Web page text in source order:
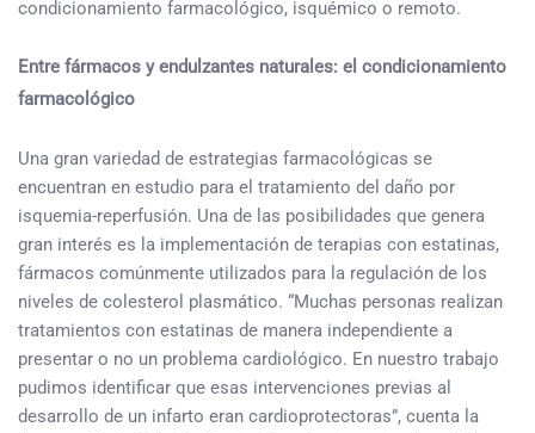
condicionamiento farmacológico, isquémico o remoto.
Entre fármacos y endulzantes naturales: el condicionamiento
farmacológico
Una gran variedad de estrategias farmacológicas se
encuentran en estudio para el tratamiento del daño por
isquemia-reperfusión. Una de las posibilidades que genera
gran interés es la implementación de terapias con estatinas,
fármacos comúnmente utilizados para la regulación de los
niveles de colesterol plasmático. “Muchas personas realizan
tratamientos con estatinas de manera independiente a
presentar o no un problema cardiológico. En nuestro trabajo
pudimos identificar que esas intervenciones previas al
desarrollo de un infarto eran cardioprotectoras”, cuenta la